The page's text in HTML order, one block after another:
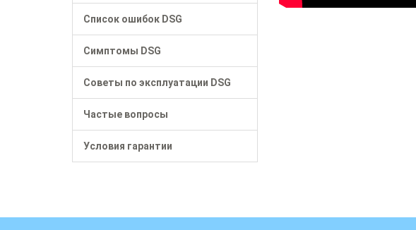
Список ошибок DSG
Симптомы DSG
Советы по эксплуатации DSG
Частые вопросы
Условия гарантии